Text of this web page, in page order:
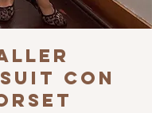
con